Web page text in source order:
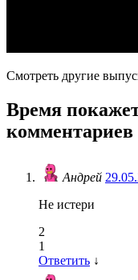
Смотреть другие
Время
комментариев
Андрей
Не истери
2
1
Ответить ↓